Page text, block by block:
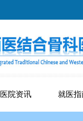
医院资讯 就医